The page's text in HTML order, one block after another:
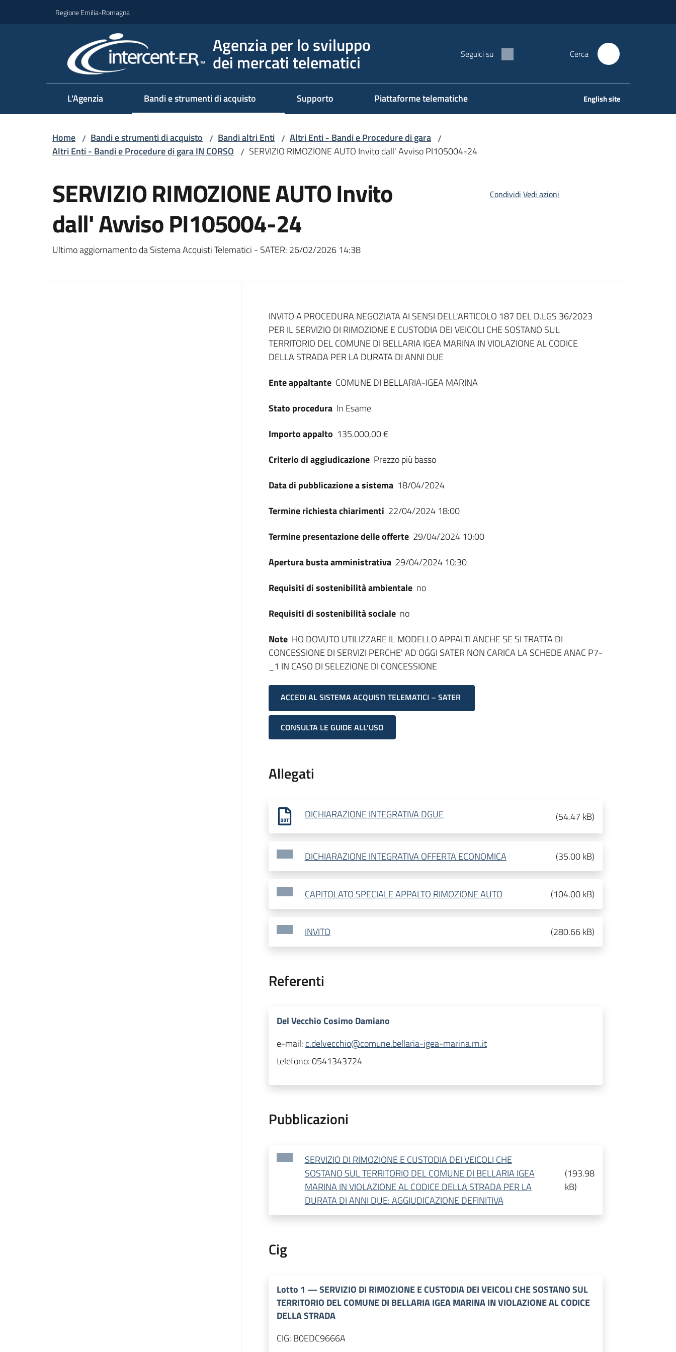
Regione Emilia-Romagna
Agenzia per lo sviluppo
dei mercati telematici Seguici su Cerca
L'Agenzia Bandi e strumenti di acquisto Supporto Piattaforme telematiche English site
Home / Bandi e strumenti di acquisto / Bandi altri Enti / Altri Enti - Bandi e Procedure di gara /
Altri Enti - Bandi e Procedure di gara IN CORSO / SERVIZIO RIMOZIONE AUTO Invito dall' Avviso PI105004-24
SERVIZIO RIMOZIONE AUTO Invito
dall' Avviso PI105004-24
Ultimo aggiornamento da Sistema Acquisti Telematici - SATER: 26/02/2026 14:38
Condividi Vedi azioni
Dati del bando
INVITO A PROCEDURA NEGOZIATA AI SENSI DELL'ARTICOLO 187 DEL D.LGS 36/2023
PER IL SERVIZIO DI RIMOZIONE E CUSTODIA DEI VEICOLI CHE SOSTANO SUL
TERRITORIO DEL COMUNE DI BELLARIA IGEA MARINA IN VIOLAZIONE AL CODICE
DELLA STRADA PER LA DURATA DI ANNI DUE
Ente appaltante COMUNE DI BELLARIA-IGEA MARINA
Stato procedura In Esame
Importo appalto 135.000,00 €
Criterio di aggiudicazione Prezzo più basso
Data di pubblicazione a sistema 18/04/2024
Termine richiesta chiarimenti 22/04/2024 18:00
Termine presentazione delle offerte 29/04/2024 10:00
Apertura busta amministrativa 29/04/2024 10:30
Requisiti di sostenibilità ambientale no
Requisiti di sostenibilità sociale no
Note HO DOVUTO UTILIZZARE IL MODELLO APPALTI ANCHE SE SI TRATTA DI
CONCESSIONE DI SERVIZI PERCHE' AD OGGI SATER NON CARICA LA SCHEDE ANAC P7-
_1 IN CASO DI SELEZIONE DI CONCESSIONE
ACCEDI AL SISTEMA ACQUISTI TELEMATICI – SATER
CONSULTA LE GUIDE ALL'USO
Allegati
DICHIARAZIONE INTEGRATIVA DGUE (54.47 kB)
DICHIARAZIONE INTEGRATIVA OFFERTA ECONOMICA (35.00 kB)
CAPITOLATO SPECIALE APPALTO RIMOZIONE AUTO (104.00 kB)
INVITO (280.66 kB)
Referenti
Del Vecchio Cosimo Damiano
e-mail: c.delvecchio@comune.bellaria-igea-marina.rn.it
telefono:0541343724
Pubblicazioni
SERVIZIO DI RIMOZIONE E CUSTODIA DEI VEICOLI CHE
SOSTANO SUL TERRITORIO DEL COMUNE DI BELLARIA IGEA
MARINA IN VIOLAZIONE AL CODICE DELLA STRADA PER LA
DURATA DI ANNI DUE: AGGIUDICAZIONE DEFINITIVA
(193.98
kB)
Cig
Lotto 1 —SERVIZIO DI RIMOZIONE E CUSTODIA DEI VEICOLI CHE SOSTANO SUL
TERRITORIO DEL COMUNE DI BELLARIA IGEA MARINA IN VIOLAZIONE AL CODICE
DELLA STRADA
CIG: B0EDC9666A